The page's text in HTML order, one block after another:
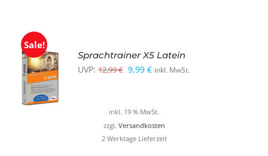
Sale!
IN DEN
WARENKORB
Sprachtrainer X5 Latein
UVP: 12,99€ Ursprünglicher
9,99€Aktueller
inkl. MwSt.
inkl. 19 % MwSt.
zzgl. Versandkosten
2 Werktage Lieferzeit